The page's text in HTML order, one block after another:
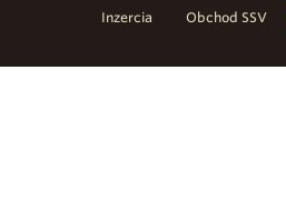
Inzercia Obchod SSV